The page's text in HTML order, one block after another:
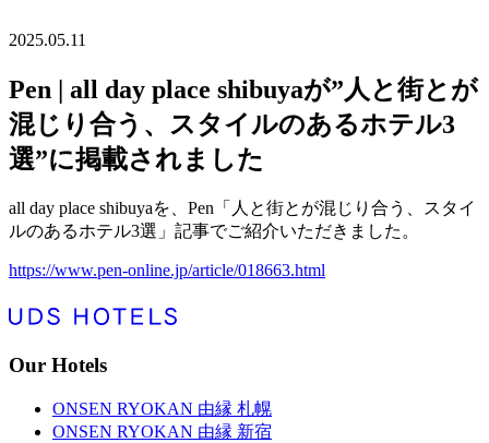
2025.05.11
Pen | all day place shibuyaが”人と街とが
混じり合う、スタイルのあるホテル3
選”に掲載されました
all day place shibuyaを、Pen「人と街とが混じり合う、スタイ
ルのあるホテル3選」記事でご紹介いただきました。
https://www.pen-online.jp/article/018663.html
Our Hotels
ONSEN RYOKAN 由縁 札幌
ONSEN RYOKAN 由縁 新宿